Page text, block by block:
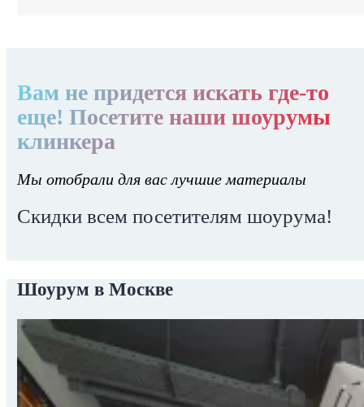
Вам не придется искать где-то
еще! Посетите наши шоурумы
клинкера
Мы отобрали для вас лучшие материалы
Скидки всем посетителям шоурума!
Шоурум в Москве